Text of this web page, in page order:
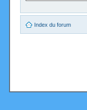
Index du forum